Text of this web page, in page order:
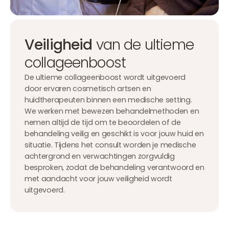
Veiligheid van de ultieme
collageenboost
De ultieme collageenboost wordt uitgevoerd
door ervaren cosmetisch artsen en
huidtherapeuten binnen een medische setting.
We werken met bewezen behandelmethoden en
nemen altijd de tijd om te beoordelen of de
behandeling veilig en geschikt is voor jouw huid en
situatie. Tijdens het consult worden je medische
achtergrond en verwachtingen zorgvuldig
besproken, zodat de behandeling verantwoord en
met aandacht voor jouw veiligheid wordt
uitgevoerd.